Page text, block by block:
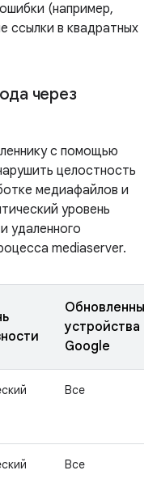
(например,
ссылки в квадратных
через
с помощью
целостность
медиафайлов и
уровень
удаленного
mediaserver.
Обновленные
устройства
Google
Все
Все